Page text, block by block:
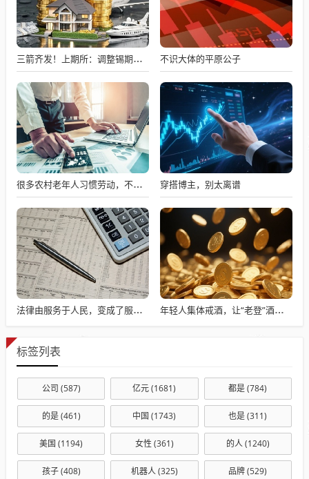
三箭齐发！上期所：调整锡期货交易保证金比例、涨跌停板幅度及交易限额 不识大体的平原公子
很多农村老年人习惯劳动，不劳动就会闲出病来 穿搭博主，别太离谱
法律由服务于人民，变成了服务于法学届 年轻人集体戒酒，让“老登”酒企的天快塌了
标签列表
公司 (587) 亿元(1681) 都是(784)
的是(461) 中国 (1743) 也是(311)
美国 (1194) 女性 (361) 的人(1240)
孩子(408) 机器人(325) 品牌(529)